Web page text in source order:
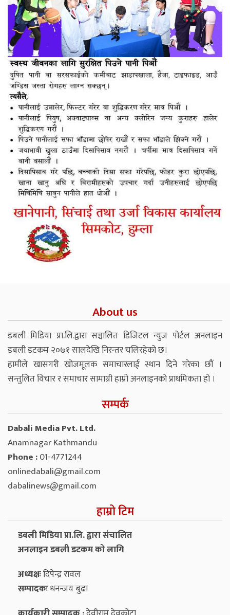
About us
डबली मिडिया प्रा.लि.द्वारा सञ्चालित डिजिटल न्युज पोर्टल अनलाइन
डबली डटकम २०७१ सालदेखि निरन्तर चलिरहेको छ।
हामीले खासगरी खोजमूलक समाचारलाई स्थान दिने गरेका छौं ।
सन्तुलित विचार र समाचार सामाग्री हाम्रो अनलाइनको प्राथमिकता हो ।
सम्पर्क
Dabali Media Pvt. Ltd.
Anamnagar Kathmandu
Phone :01-4771244
onlinedabali@gmail.com
dabalinews@gmail.com
हाम्रो टिम
डबली मिडिया प्रा.लि. द्वारा संचालित
अनलाइन डबली डटकम को लागि
अध्यक्षःदिपेन्द्र रावल
सम्पादकःधनन्‍जय बुढा